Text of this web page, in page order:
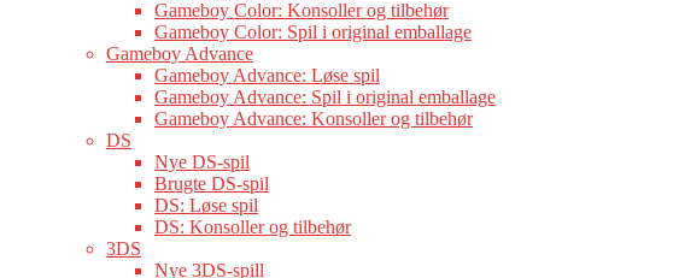
Gameboy Color: Konsoller og tilbehør
Gameboy Color: Spil i original emballage
Gameboy Advance
Gameboy Advance: Løse spil
Gameboy Advance: Spil i original emballage
Gameboy Advance: Konsoller og tilbehør
DS
Nye DS-spil
Brugte DS-spil
DS: Løse spil
DS: Konsoller og tilbehør
3DS
Nye 3DS-spill